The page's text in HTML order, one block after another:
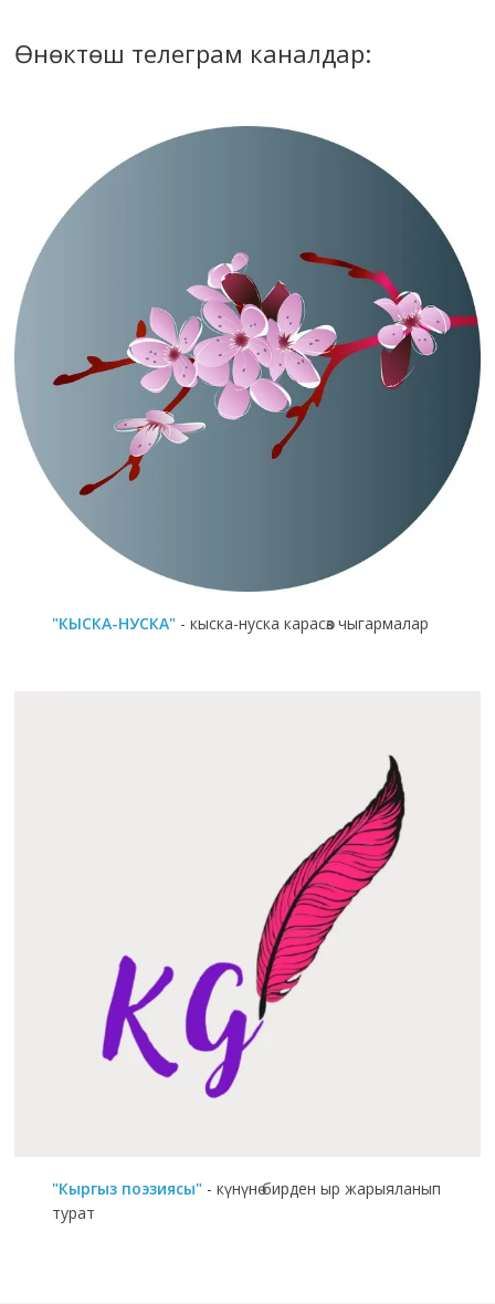
Өнөктөш телеграм каналдар:
"КЫСКА-НУСКА" - кыска-нуска карасөз чыгармалар
"Кыргыз поэзиясы" - күнүнө бирден ыр жарыяланып
турат